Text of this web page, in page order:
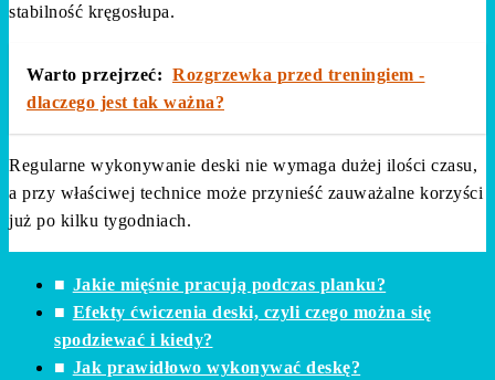
stabilność kręgosłupa.
Warto przejrzeć: Rozgrzewka przed treningiem -
dlaczego jest tak ważna?
Regularne wykonywanie deski nie wymaga dużej ilości czasu,
a przy właściwej technice może przynieść zauważalne korzyści
już po kilku tygodniach.
Jakie mięśnie pracują podczas planku?
Efekty ćwiczenia deski, czyli czego można się
spodziewać i kiedy?
Jak prawidłowo wykonywać deskę?